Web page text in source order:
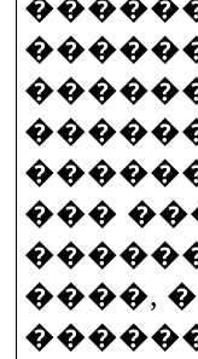
���
����,